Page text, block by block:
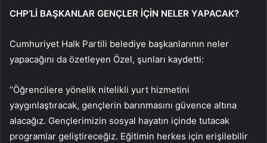
CHP’Lİ BAŞKANLAR GENÇLER İÇİN NELER YAPACAK?
Cumhuriyet Halk Partili belediye başkanlarının neler
yapacağını da özetleyen Özel, şunları kaydetti:
“Öğrencilere yönelik nitelikli yurt hizmetini
yaygınlaştıracak, gençlerin barınmasını güvence altına
alacağız. Gençlerimizin sosyal hayatın içinde tutacak
programlar geliştireceğiz. Eğitimin herkes için erişilebilir